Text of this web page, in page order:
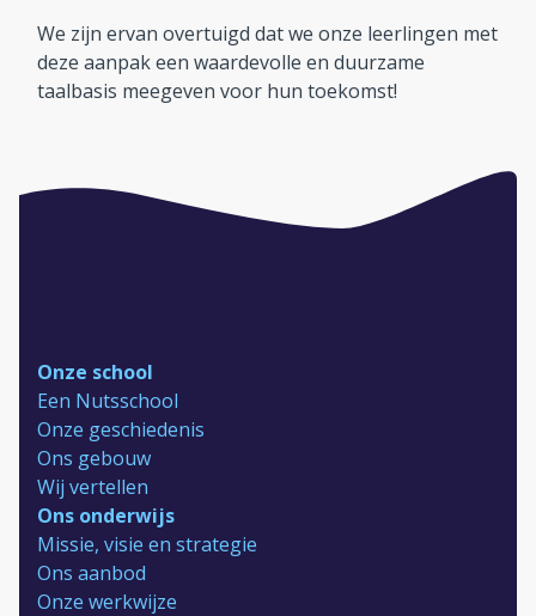
We zijn ervan overtuigd dat we onze leerlingen met
deze aanpak een waardevolle en duurzame
taalbasis meegeven voor hun toekomst!
Onze school
Een Nutsschool
Onze geschiedenis
Ons gebouw
Wij vertellen
Ons onderwijs
Missie, visie en strategie
Ons aanbod
Onze werkwijze